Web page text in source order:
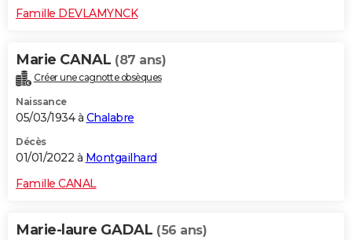
Famille DEVLAMYNCK
Marie CANAL (87 ans)
Créer une cagnotte obsèques
Naissance
05/03/1934 à Chalabre
Décès
01/01/2022 à Montgailhard
Famille CANAL
Marie-laure GADAL (56 ans)